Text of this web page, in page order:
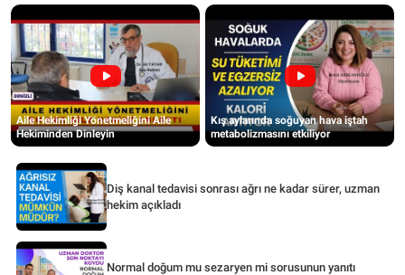
Aile Hekimliği Yönetmeliğini Aile
Hekiminden Dinleyin
Kış aylarında soğuyan hava iştah
metabolizmasını etkiliyor
Diş kanal tedavisi sonrası ağrı ne kadar sürer, uzman
hekim açıkladı
Normal doğum mu sezaryen mi sorusunun yanıtı